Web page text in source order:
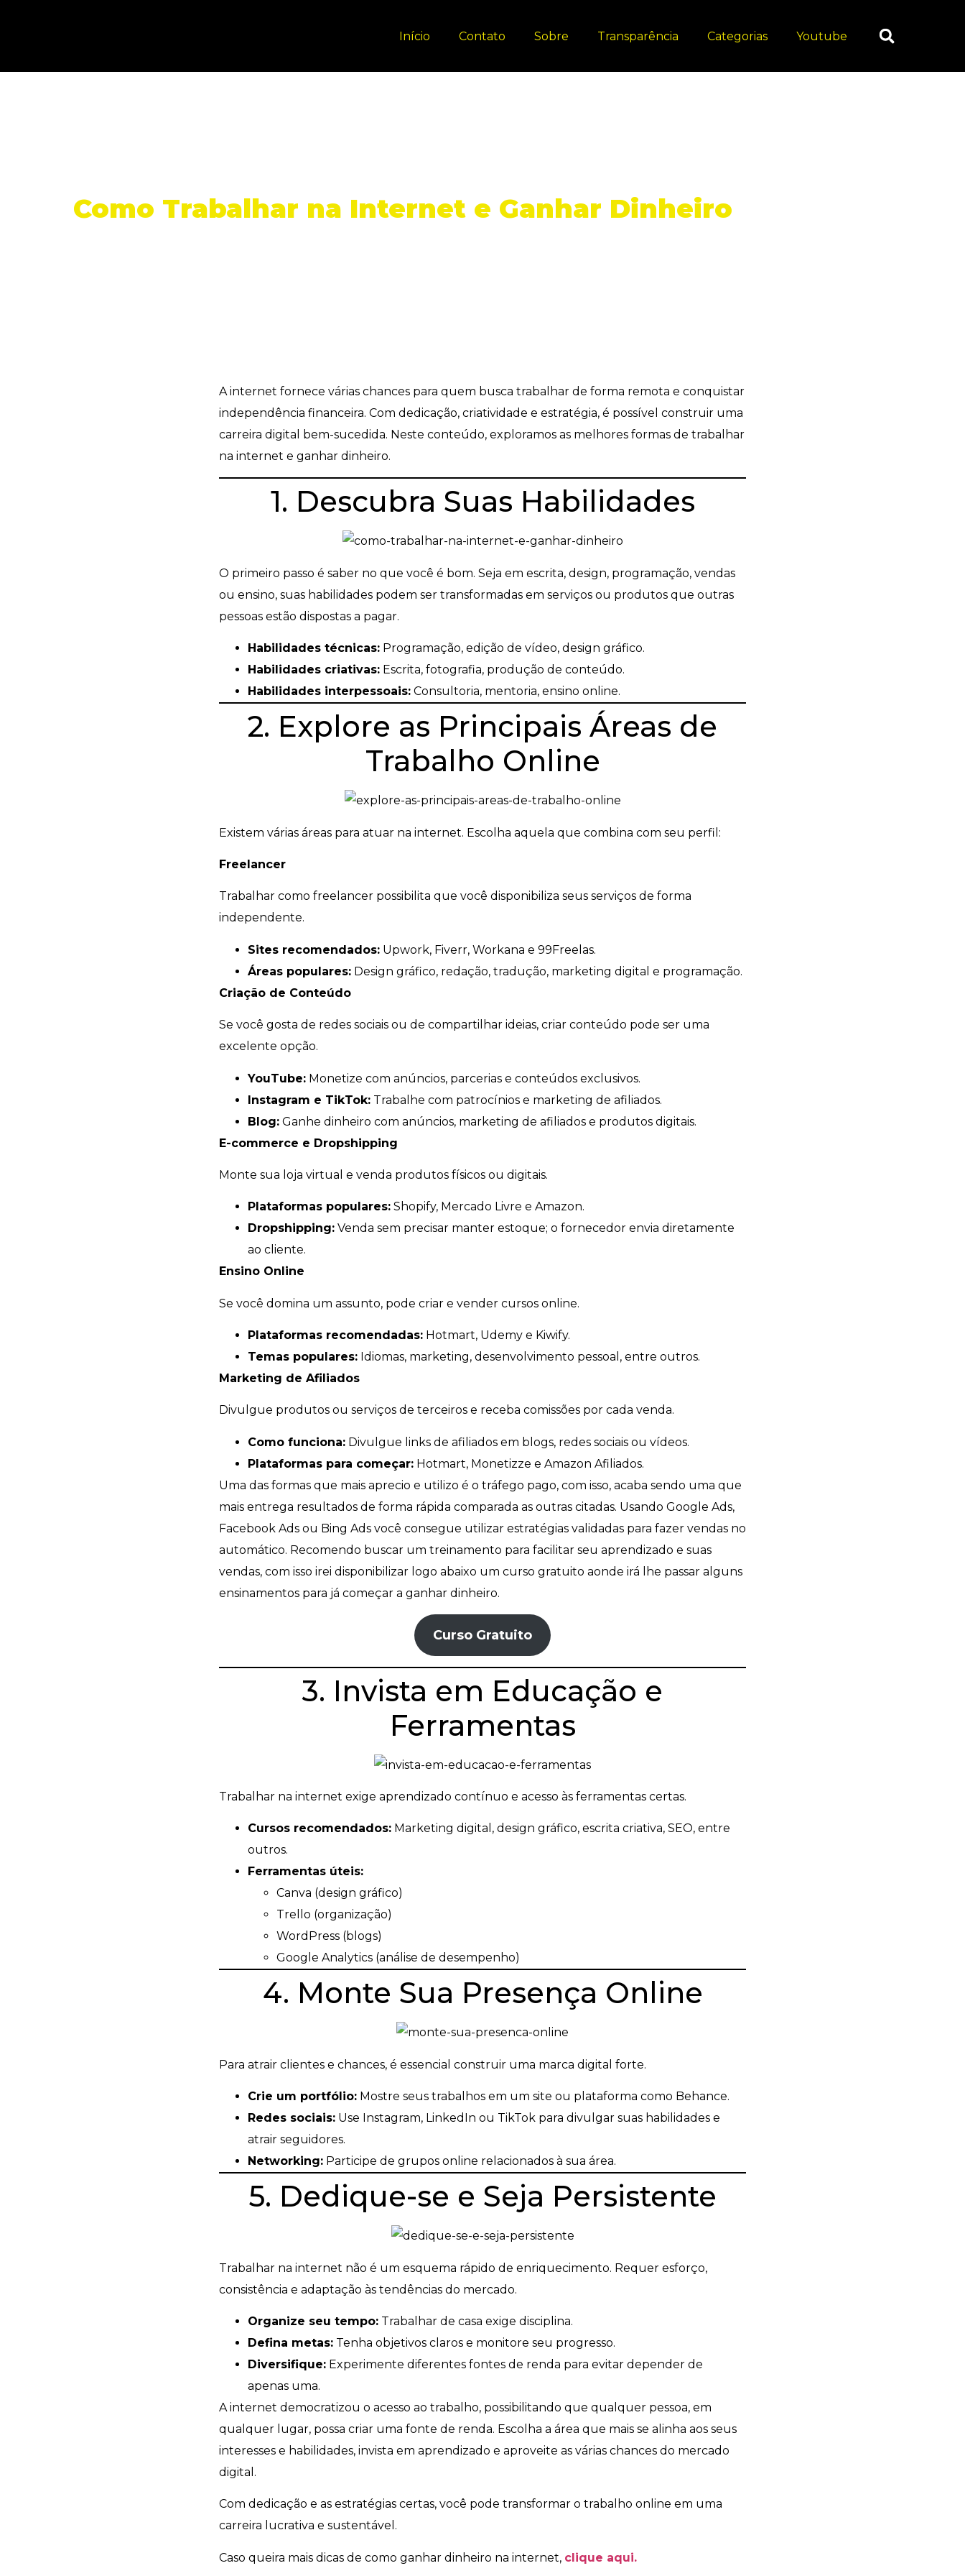
Início Contato Sobre Transparência Categorias Youtube
Como Trabalhar na Internet e Ganhar Dinheiro
A internet fornece várias chances para quem busca trabalhar de forma remota e conquistar
independência financeira. Com dedicação, criatividade e estratégia, é possível construir uma
carreira digital bem-sucedida. Neste conteúdo, exploramos as melhores formas de trabalhar
na internet e ganhar dinheiro.
1. Descubra Suas Habilidades
O primeiro passo é saber no que você é bom. Seja em escrita, design, programação, vendas
ou ensino, suas habilidades podem ser transformadas em serviços ou produtos que outras
pessoas estão dispostas a pagar.
Habilidades técnicas: Programação, edição de vídeo, design gráfico.
Habilidades criativas: Escrita, fotografia, produção de conteúdo.
Habilidades interpessoais: Consultoria, mentoria, ensino online.
2. Explore as Principais Áreas de
Trabalho Online
Existem várias áreas para atuar na internet. Escolha aquela que combina com seu perfil:
Freelancer
Trabalhar como freelancer possibilita que você disponibiliza seus serviços de forma
independente.
Sites recomendados: Upwork, Fiverr, Workana e 99Freelas.
Áreas populares: Design gráfico, redação, tradução, marketing digital e programação.
Criação de Conteúdo
Se você gosta de redes sociais ou de compartilhar ideias, criar conteúdo pode ser uma
excelente opção.
YouTube: Monetize com anúncios, parcerias e conteúdos exclusivos.
Instagram e TikTok: Trabalhe com patrocínios e marketing de afiliados.
Blog: Ganhe dinheiro com anúncios, marketing de afiliados e produtos digitais.
E-commerce e Dropshipping
Monte sua loja virtual e venda produtos físicos ou digitais.
Plataformas populares: Shopify, Mercado Livre e Amazon.
Dropshipping: Venda sem precisar manter estoque; o fornecedor envia diretamente
ao cliente.
Ensino Online
Se você domina um assunto, pode criar e vender cursos online.
Plataformas recomendadas: Hotmart, Udemy e Kiwify.
Temas populares: Idiomas, marketing, desenvolvimento pessoal, entre outros.
Marketing de Afiliados
Divulgue produtos ou serviços de terceiros e receba comissões por cada venda.
Como funciona: Divulgue links de afiliados em blogs, redes sociais ou vídeos.
Plataformas para começar: Hotmart, Monetizze e Amazon Afiliados.
Uma das formas que mais aprecio e utilizo é o tráfego pago, com isso, acaba sendo uma que
mais entrega resultados de forma rápida comparada as outras citadas. Usando Google Ads,
Facebook Ads ou Bing Ads você consegue utilizar estratégias validadas para fazer vendas no
automático. Recomendo buscar um treinamento para facilitar seu aprendizado e suas
vendas, com isso irei disponibilizar logo abaixo um curso gratuito aonde irá lhe passar alguns
ensinamentos para já começar a ganhar dinheiro.
Curso Gratuito
3. Invista em Educação e
Ferramentas
Trabalhar na internet exige aprendizado contínuo e acesso às ferramentas certas.
Cursos recomendados: Marketing digital, design gráfico, escrita criativa, SEO, entre
outros.
Ferramentas úteis:
Canva (design gráfico)
Trello (organização)
WordPress (blogs)
Google Analytics (análise de desempenho)
4. Monte Sua Presença Online
Para atrair clientes e chances, é essencial construir uma marca digital forte.
Crie um portfólio: Mostre seus trabalhos em um site ou plataforma como Behance.
Redes sociais: Use Instagram, LinkedIn ou TikTok para divulgar suas habilidades e
atrair seguidores.
Networking: Participe de grupos online relacionados à sua área.
5. Dedique-se e Seja Persistente
Trabalhar na internet não é um esquema rápido de enriquecimento. Requer esforço,
consistência e adaptação às tendências do mercado.
Organize seu tempo: Trabalhar de casa exige disciplina.
Defina metas: Tenha objetivos claros e monitore seu progresso.
Diversifique: Experimente diferentes fontes de renda para evitar depender de
apenas uma.
A internet democratizou o acesso ao trabalho, possibilitando que qualquer pessoa, em
qualquer lugar, possa criar uma fonte de renda. Escolha a área que mais se alinha aos seus
interesses e habilidades, invista em aprendizado e aproveite as várias chances do mercado
digital.
Com dedicação e as estratégias certas, você pode transformar o trabalho online em uma
carreira lucrativa e sustentável.
Caso queira mais dicas de como ganhar dinheiro na internet, clique aqui.